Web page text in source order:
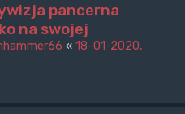
pancerna
na swojej
« 18-01-2020,